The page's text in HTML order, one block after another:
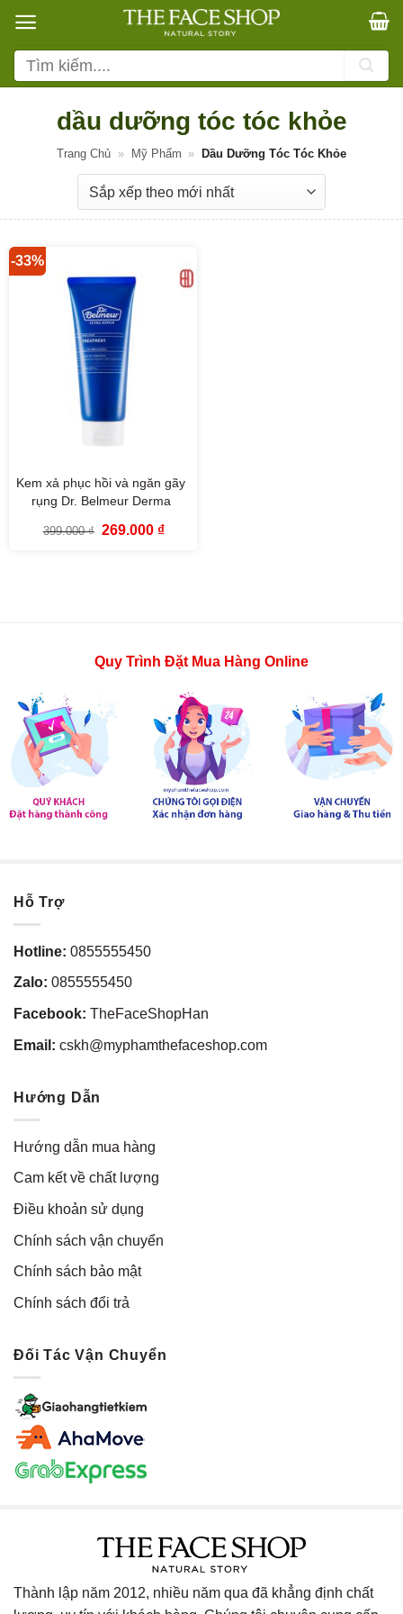
qua
nội
dung
Tìm
kiếm:
dầu dưỡng tóc tóc khỏe
Trang Chủ » Mỹ Phẩm » Dầu Dưỡng Tóc Tóc Khỏe
-33%
Kem xả phục hồi và ngăn gãy
rụng Dr. Belmeur Derma
Shop (200ml)
399.000₫ Giá
269.000 ₫Giá
Quy Trình Đặt Mua Hàng Online
Hỗ Trợ
Hotline: 0855555450
Zalo: 0855555450
Facebook: TheFaceShopHan
Email: cskh@myphamthefaceshop.com
Hướng Dẫn
Hướng dẫn mua hàng
Cam kết về chất lượng
Điều khoản sử dụng
Chính sách vận chuyển
Chính sách bảo mật
Chính sách đổi trả
Đối Tác Vận Chuyển
Thành lập năm 2012, nhiều năm qua đã khẳng định chất